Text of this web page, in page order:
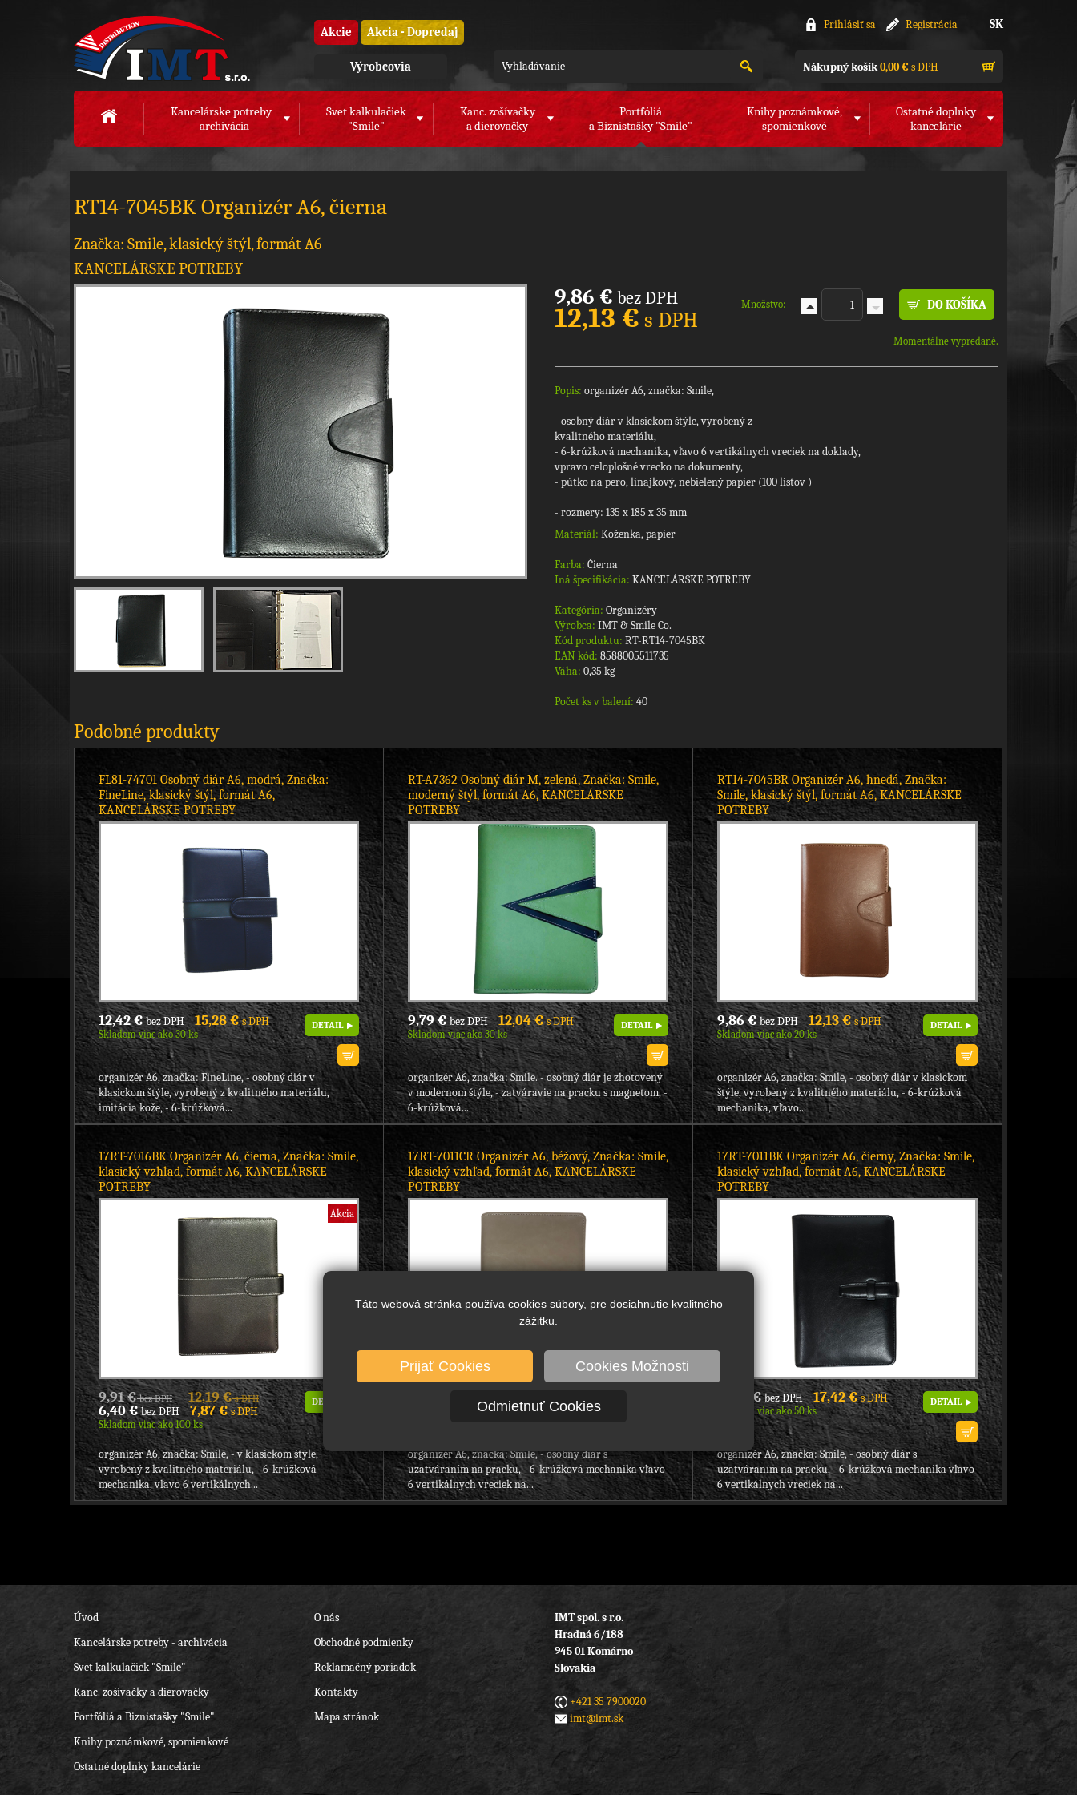
Táto webová stránka používa cookies súbory, pre dosiahnutie kvalitného
zážitku.
Prijať Cookies Cookies Možnosti
Odmietnuť Cookies
Akcie Akcia - Dopredaj
Prihlásiť sa Registrácia SK
Výrobcovia Nákupný košík0,00 €s DPH
Kancelárske potreby
- archivácia
Svet kalkulačiek
"Smile"
Kanc. zošívačky
a dierovačky
Portfóliá
a Biznistašky "Smile"
Knihy poznámkové,
spomienkové
Ostatné doplnky
kancelárie
RT14-7045BK Organizér A6, čierna
Značka: Smile, klasický štýl, formát A6
KANCELÁRSKE POTREBY
9,86 € bez DPH
12,13 € s DPH
Množstvo:
Momentálne vypredané.
Popis: organizér A6, značka: Smile,
- osobný diár v klasickom štýle, vyrobený z
kvalitného materiálu,
- 6-krúžková mechanika, vľavo 6 vertikálnych vreciek na doklady,
vpravo celoplošné vrecko na dokumenty,
- pútko na pero, linajkový, nebielený papier (100 listov )
- rozmery: 135 x 185 x 35 mm
Materiál: Koženka, papier
Farba: Čierna
Iná špecifikácia: KANCELÁRSKE POTREBY
Kategória: Organizéry
Výrobca: IMT & Smile Co.
Kód produktu: RT-RT14-7045BK
EAN kód: 8588005511735
Váha: 0,35 kg
Počet ks v balení: 40
Podobné produkty
FL81-74701 Osobný diár A6, modrá, Značka:
FineLine, klasický štýl, formát A6,
KANCELÁRSKE POTREBY
12,42 €bez DPH 15,28 €s DPH
Skladom viac ako 30 ks
DETAIL
organizér A6, značka: FineLine, - osobný diár v
klasickom štýle, vyrobený z kvalitného materiálu,
imitácia kože, - 6-krúžková...
RT-A7362 Osobný diár M, zelená, Značka: Smile,
moderný štýl, formát A6, KANCELÁRSKE
POTREBY
9,79 €bez DPH 12,04 €s DPH
Skladom viac ako 30 ks
DETAIL
organizér A6, značka: Smile. - osobný diár je zhotovený
v modernom štýle, - zatváravie na pracku s magnetom, -
6-krúžková...
RT14-7045BR Organizér A6, hnedá, Značka:
Smile, klasický štýl, formát A6, KANCELÁRSKE
POTREBY
9,86 €bez DPH 12,13 €s DPH
Skladom viac ako 20 ks
DETAIL
organizér A6, značka: Smile, - osobný diár v klasickom
štýle, vyrobený z kvalitného materiálu, - 6-krúžková
mechanika, vľavo...
17RT-7016BK Organizér A6, čierna, Značka: Smile,
klasický vzhľad, formát A6, KANCELÁRSKE
POTREBY
Akcia
9,91 €bez DPH 12,19 €s DPH
6,40 €bez DPH 7,87 €s DPH
Skladom viac ako 100 ks
DETAIL
organizér A6, značka: Smile, - v klasickom štýle,
vyrobený z kvalitného materiálu, - 6-krúžková
mechanika, vľavo 6 vertikálnych...
17RT-7011CR Organizér A6, béžový, Značka: Smile,
klasický vzhľad, formát A6, KANCELÁRSKE
POTREBY
bez DPH 17,42 € s DPH
Skladom viac ako 80 ks
organizér A6, značka: Smile, - osobný diár s
uzatváraním na pracku, - 6-krúžková mechanika vľavo
6 vertikálnych vreciek na...
17RT-7011BK Organizér A6, čierny, Značka: Smile,
klasický vzhľad, formát A6, KANCELÁRSKE
POTREBY
14,16 €bez DPH 17,42 €s DPH
Skladom viac ako 50 ks
DETAIL
organizér A6, značka: Smile, - osobný diár s
uzatváraním na pracku, - 6-krúžková mechanika vľavo
6 vertikálnych vreciek na...
Úvod
Kancelárske potreby - archivácia
Svet kalkulačiek "Smile"
Kanc. zošívačky a dierovačky
Portfóliá a Biznistašky "Smile"
Knihy poznámkové, spomienkové
Ostatné doplnky kancelárie
O nás
Obchodné podmienky
Reklamačný poriadok
Kontakty
Mapa stránok
IMT spol. s r.o.
Hradná 6/188
945 01 Komárno
Slovakia
+421 35 7900020
imt@imt.sk